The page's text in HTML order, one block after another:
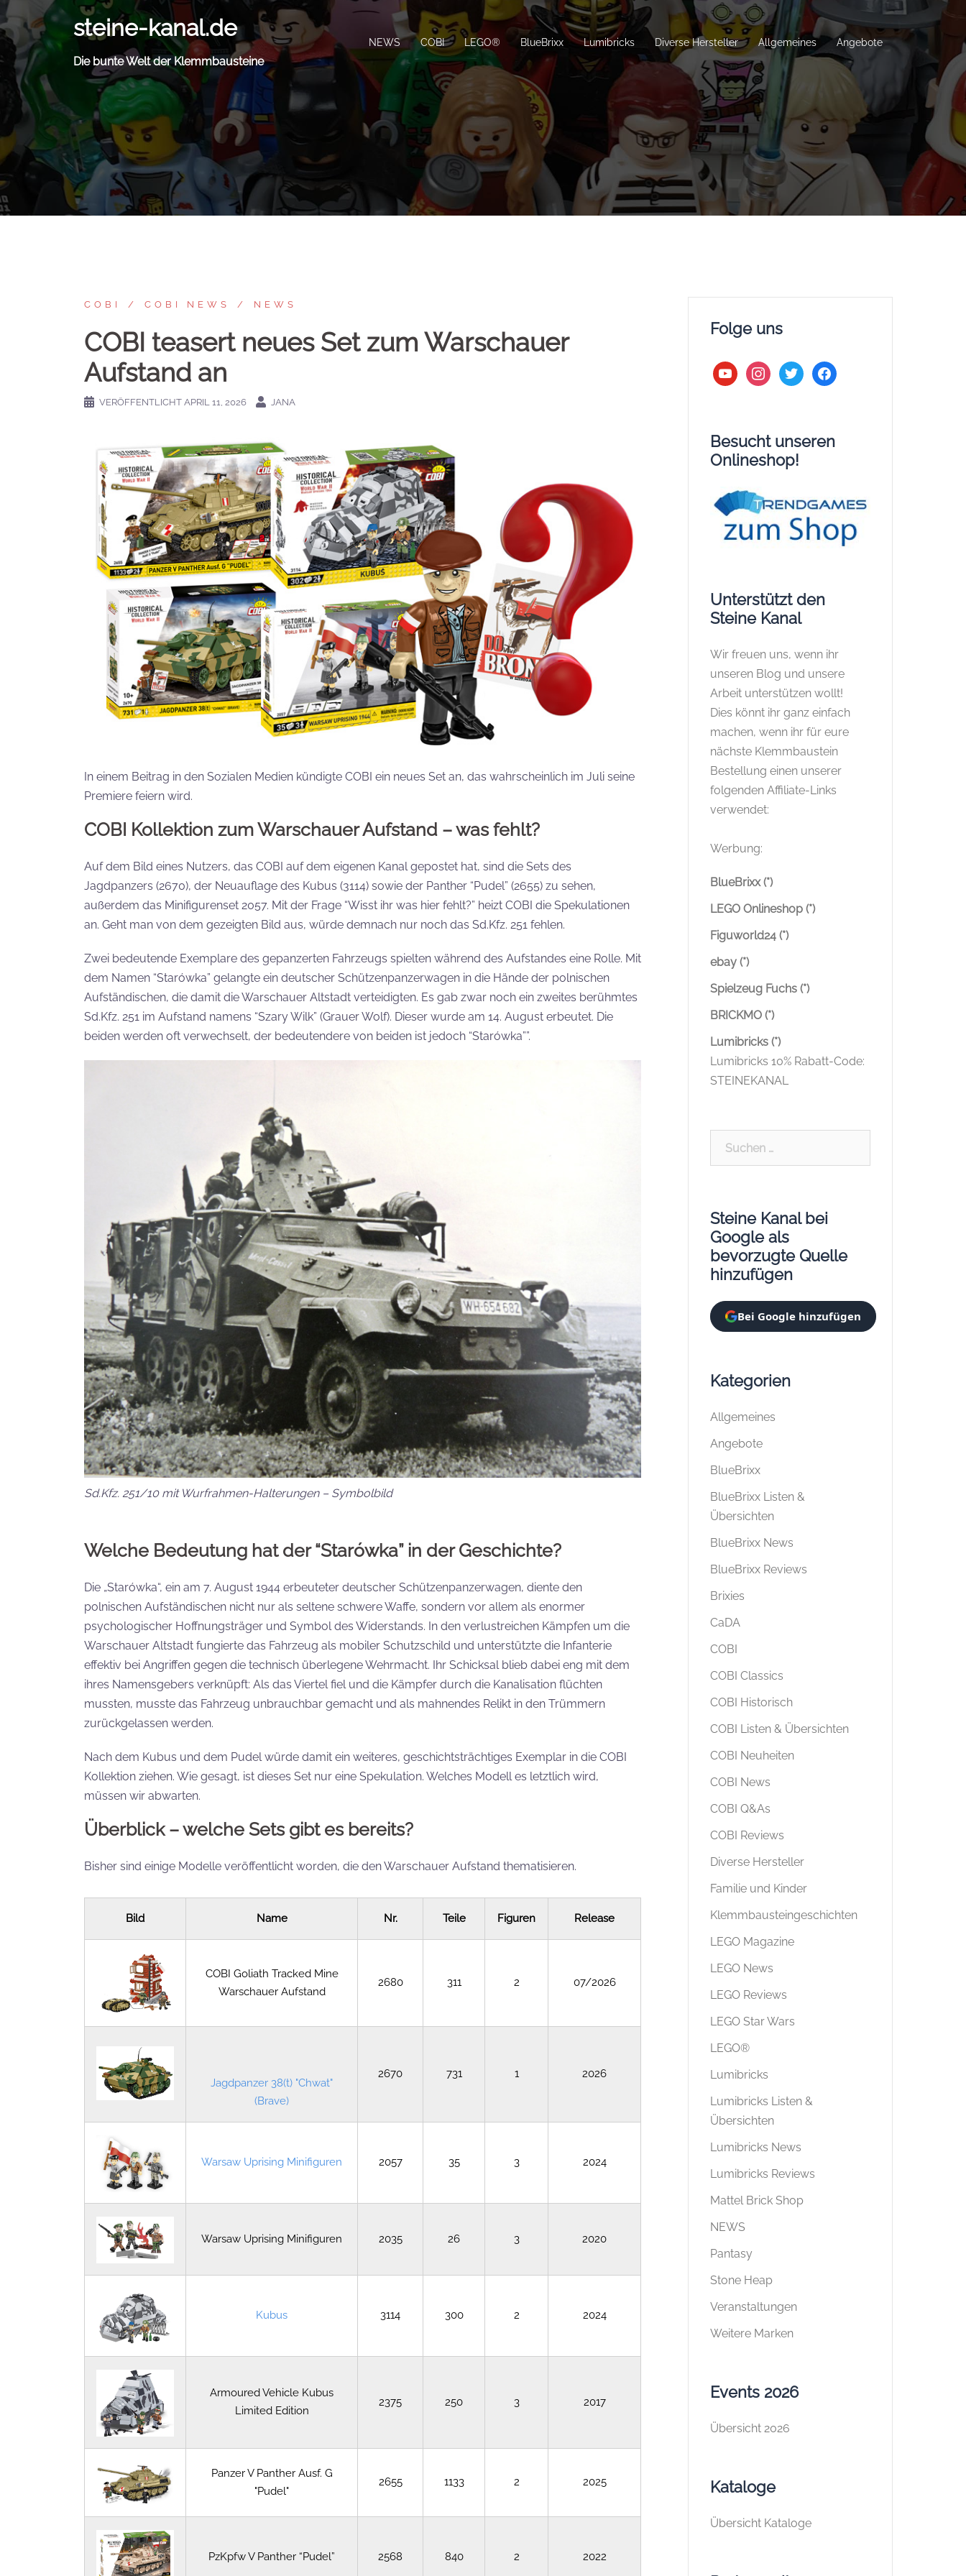
Zum
Inhalt
springen
steine-kanal.de
Die bunte Welt der Klemmbausteine
NEWS COBI LEGO® BlueBrixx Lumibricks Diverse Hersteller Allgemeines Angebote
COBI COBI NEWS NEWS
COBI teasert neues Set zum Warschauer
Aufstand an
VERÖFFENTLICHT APRIL 11, 2026 JANA
In einem Beitrag in den Sozialen Medien kündigte COBI ein neues Set an, das wahrscheinlich im Juli seine
Premiere feiern wird.
COBI Kollektion zum Warschauer Aufstand – was fehlt?
Auf dem Bild eines Nutzers, das COBI auf dem eigenen Kanal gepostet hat, sind die Sets des
Jagdpanzers (2670), der Neuauflage des Kubus (3114) sowie der Panther “Pudel” (2655) zu sehen,
außerdem das Minifigurenset 2057. Mit der Frage “Wisst ihr was hier fehlt?” heizt COBI die Spekulationen
an. Geht man von dem gezeigten Bild aus, würde demnach nur noch das Sd.Kfz. 251 fehlen.
Zwei bedeutende Exemplare des gepanzerten Fahrzeugs spielten während des Aufstandes eine Rolle. Mit
dem Namen “Starówka” gelangte ein deutscher Schützenpanzerwagen in die Hände der polnischen
Aufständischen, die damit die Warschauer Altstadt verteidigten. Es gab zwar noch ein zweites berühmtes
Sd.Kfz. 251 im Aufstand namens “Szary Wilk” (Grauer Wolf). Dieser wurde am 14. August erbeutet. Die
beiden werden oft verwechselt, der bedeutendere von beiden ist jedoch “Starówka””.
Sd.Kfz. 251/10 mit Wurfrahmen-Halterungen – Symbolbild
Welche Bedeutung hat der“Starówka”in der Geschichte?
Die „Starówka“, ein am 7. August 1944 erbeuteter deutscher Schützenpanzerwagen, diente den
polnischen Aufständischen nicht nur als seltene schwere Waffe, sondern vor allem als enormer
psychologischer Hoffnungsträger und Symbol des Widerstands. In den verlustreichen Kämpfen um die
Warschauer Altstadt fungierte das Fahrzeug als mobiler Schutzschild und unterstützte die Infanterie
effektiv bei Angriffen gegen die technisch überlegene Wehrmacht. Ihr Schicksal blieb dabei eng mit dem
ihres Namensgebers verknüpft: Als das Viertel fiel und die Kämpfer durch die Kanalisation flüchten
mussten, musste das Fahrzeug unbrauchbar gemacht und als mahnendes Relikt in den Trümmern
zurückgelassen werden.
Nach dem Kubus und dem Pudel würde damit ein weiteres, geschichtsträchtiges Exemplar in die COBI
Kollektion ziehen. Wie gesagt, ist dieses Set nur eine Spekulation. Welches Modell es letztlich wird,
müssen wir abwarten.
Überblick – welche Sets gibt es bereits?
Bisher sind einige Modelle veröffentlicht worden, die den Warschauer Aufstand thematisieren.
Bild Name Nr. Teile Figuren Release
COBI Goliath Tracked Mine
Warschauer Aufstand
2680 311 2 07/2026
Jagdpanzer 38(t) "Chwat"
(Brave)
2670 731 1 2026
Warsaw Uprising Minifiguren 2057 35 3 2024
Warsaw Uprising Minifiguren 2035 26 3 2020
Kubus 3114 300 2 2024
Armoured Vehicle Kubus
Limited Edition
2375 250 3 2017
Panzer V Panther Ausf. G
"Pudel"
2655 1133 2 2025
PzKpfw V Panther “Pudel” 2568 840 2 2022
Folge uns
youtubeinstagram
twitter facebook
Besucht unseren
Onlineshop!
Unterstützt den
Steine Kanal
Wir freuen uns, wenn ihr
unseren Blog und unsere
Arbeit unterstützen wollt!
Dies könnt ihr ganz einfach
machen, wenn ihr für eure
nächste Klemmbaustein
Bestellung einen unserer
folgenden Affiliate-Links
verwendet:
Werbung:
BlueBrixx (*)
LEGO Onlineshop (*)
Figuworld24 (*)
ebay (*)
Spielzeug Fuchs (*)
BRICKMO (*)
Lumibricks (*)
Lumibricks 10% Rabatt-Code:
STEINEKANAL
Steine Kanal bei
Google als
bevorzugte Quelle
hinzufügen
Bei Google hinzufügen
Kategorien
Allgemeines
Angebote
BlueBrixx
BlueBrixx Listen &
Übersichten
BlueBrixx News
BlueBrixx Reviews
Brixies
CaDA
COBI
COBI Classics
COBI Historisch
COBI Listen & Übersichten
COBI Neuheiten
COBI News
COBI Q&As
COBI Reviews
Diverse Hersteller
Familie und Kinder
Klemmbausteingeschichten
LEGO Magazine
LEGO News
LEGO Reviews
LEGO Star Wars
LEGO®
Lumibricks
Lumibricks Listen &
Übersichten
Lumibricks News
Lumibricks Reviews
Mattel Brick Shop
NEWS
Pantasy
Stone Heap
Veranstaltungen
Weitere Marken
Events 2026
Übersicht 2026
Kataloge
Übersicht Kataloge